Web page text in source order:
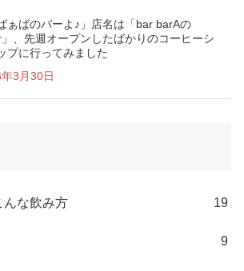
ばぁばのバーよ♪」店名は「bar barAの
、先週オープンしたばかりのコーヒーシ
プに行ってみました
3月30日
な飲み方 19
9